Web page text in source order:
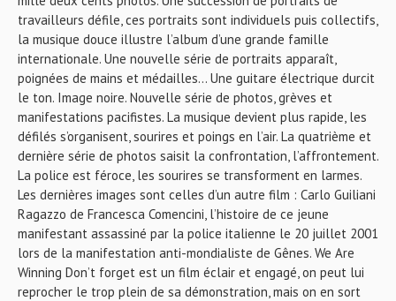
travailleurs défile, ces portraits sont individuels puis collectifs,
la musique douce illustre l’album d’une grande famille
internationale. Une nouvelle série de portraits apparaît,
poignées de mains et médailles… Une guitare électrique durcit
le ton. Image noire. Nouvelle série de photos, grèves et
manifestations pacifistes. La musique devient plus rapide, les
défilés s’organisent, sourires et poings en l’air. La quatrième et
dernière série de photos saisit la confrontation, l’affrontement.
La police est féroce, les sourires se transforment en larmes.
Les dernières images sont celles d’un autre film : Carlo Guiliani
Ragazzo de Francesca Comencini, l’histoire de ce jeune
manifestant assassiné par la police italienne le 20 juillet 2001
lors de la manifestation anti-mondialiste de Gênes. We Are
Winning Don’t forget est un film éclair et engagé, on peut lui
reprocher le trop plein de sa démonstration, mais on en sort